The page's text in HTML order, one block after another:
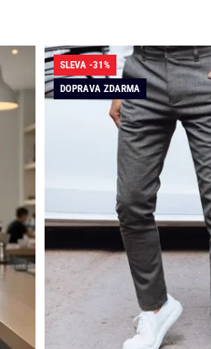
SLEVA -31%
DOPRAVA ZDARMA